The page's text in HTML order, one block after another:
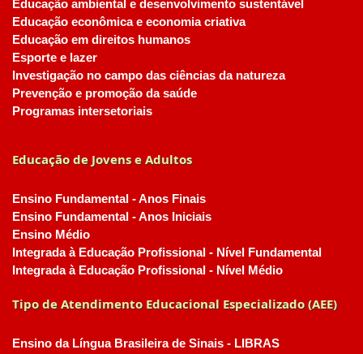
Educação ambiental e desenvolvimento sustentável
Educação econômica e economia criativa
Educação em direitos humanos
Esporte e lazer
Investigação no campo das ciências da natureza
Prevenção e promoção da saúde
Programas intersetoriais
Educação de Jovens e Adultos
Ensino Fundamental - Anos Finais
Ensino Fundamental - Anos Iniciais
Ensino Médio
Integrada à Educação Profissional - Nível Fundamental
Integrada à Educação Profissional - Nível Médio
Tipo de Atendimento Educacional Especializado (AEE)
Ensino da Língua Brasileira de Sinais - LIBRAS